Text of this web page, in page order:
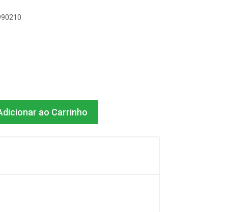
ao Carrinho